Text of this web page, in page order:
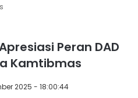
Peran DAD
Kamtibmas
2025 - 18:00:44